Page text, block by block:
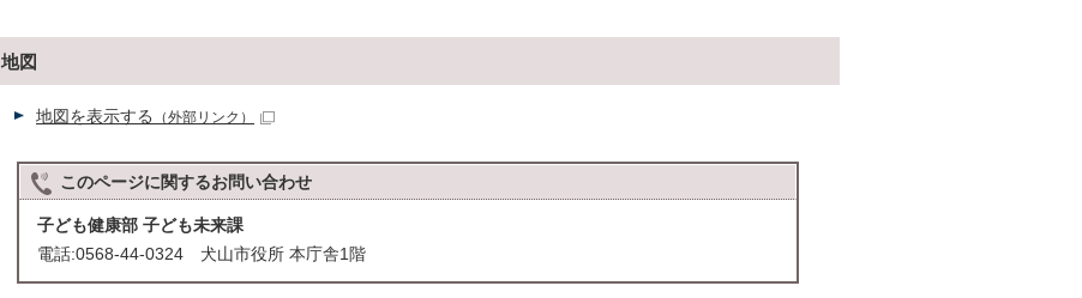
地図
地図を表示する （外部リンク）
このページに関するお問い合わせ
子ども健康部 子ども未来課
電話:0568-44-0324 犬山市役所 本庁舎1階